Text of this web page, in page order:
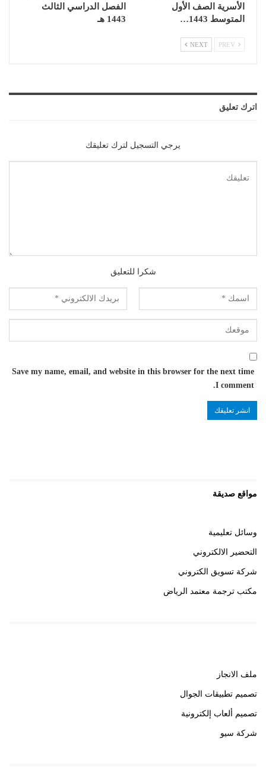
الأسرية الصف الأول
المتوسط 1443…
الفصل الدراسي الثالث
1443 هـ
NEXT
اترك تعليق
يرجي التسجيل لترك تعليقك
شكرا للتعليق
Save my name, email, and website in this browser for the next time
I comment.
مواقع صديقة
وسائل تعليمية
التحضير الالكتروني
شركة تسويق الكتروني
مكتب ترجمة معتمد الرياض
ملف الانجاز
تصميم تطبيقات الجوال
تصميم ألعاب إلكترونية
شركة سيو